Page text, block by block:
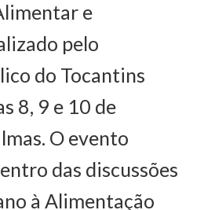
e
pelo
do Tocantins
8, 9 e 10 de
O evento
das discussões
à Alimentação